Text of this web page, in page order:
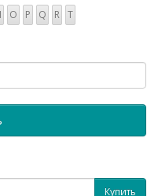
O P Q R T
Купить